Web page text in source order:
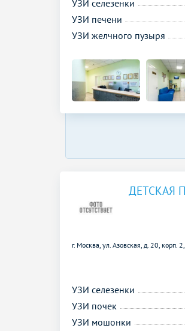
УЗИ селезенки
УЗИ печени
УЗИ желчного пузыря
ДЕТСКАЯ
г. Москва, ул. Азовская, д. 20, корп. 2,
УЗИ селезенки
УЗИ почек
УЗИ мошонки